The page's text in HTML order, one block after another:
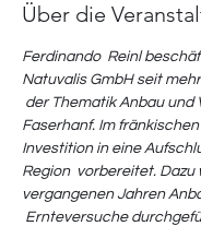
Über die
Ferdinando  Reinl
Natuvalis GmbH seit
der Thematik Anbau und
Faserhanf. Im
Investition in eine
Region  vorbereitet.
vergangenen Jahren
Ernteversuche